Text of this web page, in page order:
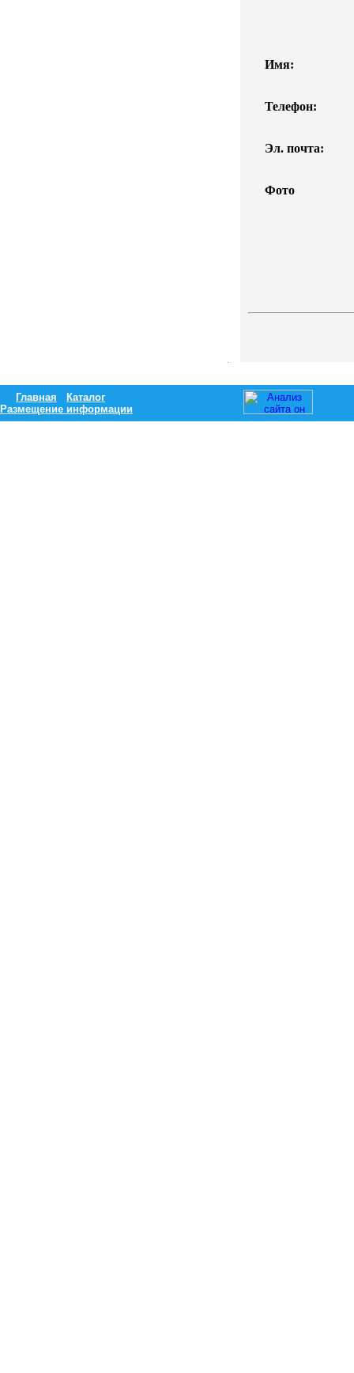
Имя:
Телефон:
Эл. почта:
Фото
Главная
Каталог
Размещение информации